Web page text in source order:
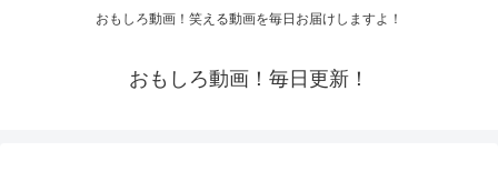
おもしろ動画！笑える動画を毎日お届けしますよ！
おもしろ動画！毎日更新！